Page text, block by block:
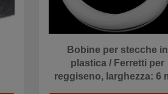
Bobine per stecche in
plastica / Ferretti per
reggiseno, larghezza: 6